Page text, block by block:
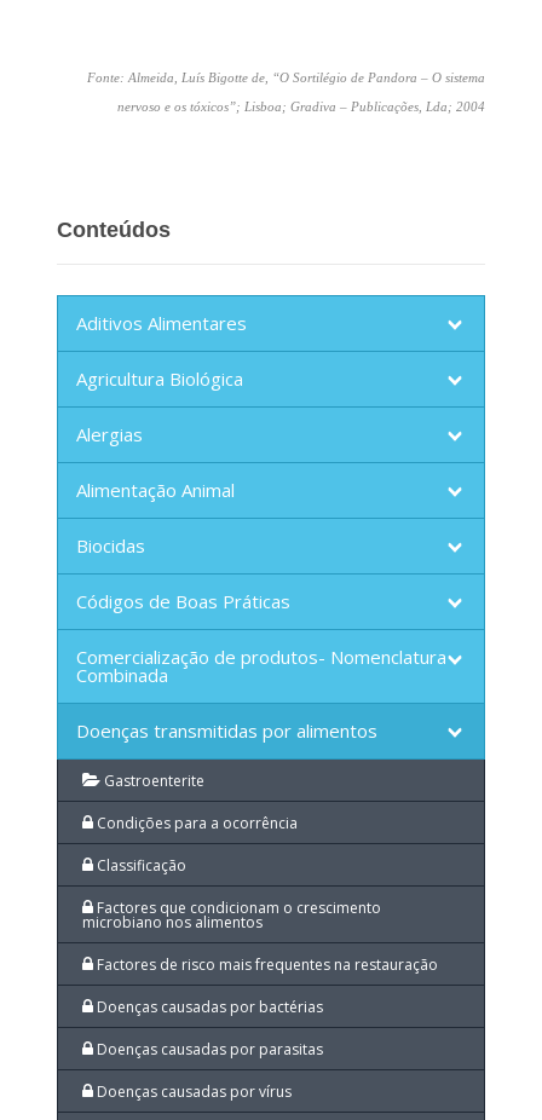
Fonte: Almeida, Luís Bigotte de, “O Sortilégio de Pandora – O sistema
nervoso e os tóxicos”; Lisboa; Gradiva – Publicações, Lda; 2004
Conteúdos
Aditivos Alimentares
Agricultura Biológica
Alergias
Alimentação Animal
Biocidas
Códigos de Boas Práticas
Comercialização de produtos- Nomenclatura
Combinada
Doenças transmitidas por alimentos
Gastroenterite
Condições para a ocorrência
Classificação
Factores que condicionam o crescimento
microbiano nos alimentos
Factores de risco mais frequentes na restauração
Doenças causadas por bactérias
Doenças causadas por parasitas
Doenças causadas por vírus